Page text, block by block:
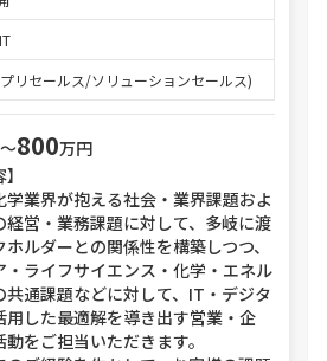
リセールス/ソリューションセールス)
800万円
学業界が抱える社会・業界課題およ
経営・業務課題に対して、多岐に渡
ルダーとの関係性を構築しつつ、
・ライフサイエンス・化学・エネル
共通課題などに対して、IT・デジタ
用した最適解を導き出す営業・企
をご担当いただきます。